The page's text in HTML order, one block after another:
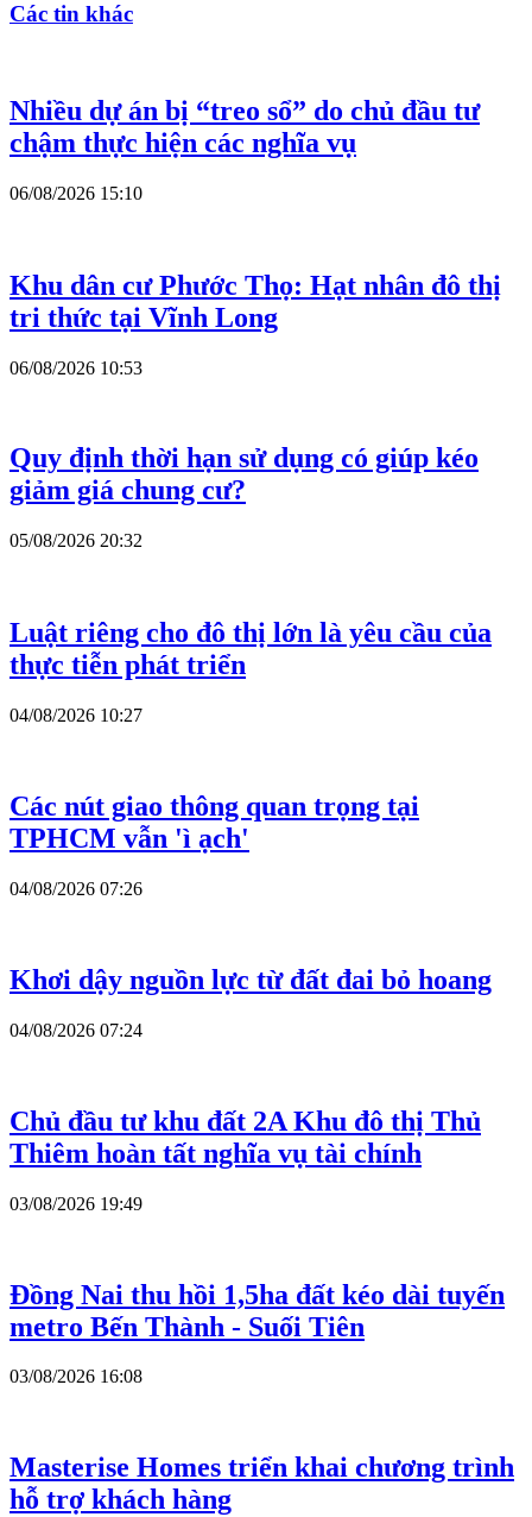
Các tin khác
Nhiều dự án bị “treo sổ” do chủ đầu tư
chậm thực hiện các nghĩa vụ
06/08/2026 15:10
Khu dân cư Phước Thọ: Hạt nhân đô thị
tri thức tại Vĩnh Long
06/08/2026 10:53
Quy định thời hạn sử dụng có giúp kéo
giảm giá chung cư?
05/08/2026 20:32
Luật riêng cho đô thị lớn là yêu cầu của
thực tiễn phát triển
04/08/2026 10:27
Các nút giao thông quan trọng tại
TPHCM vẫn 'ì ạch'
04/08/2026 07:26
Khơi dậy nguồn lực từ đất đai bỏ hoang
04/08/2026 07:24
Chủ đầu tư khu đất 2A Khu đô thị Thủ
Thiêm hoàn tất nghĩa vụ tài chính
03/08/2026 19:49
Đồng Nai thu hồi 1,5ha đất kéo dài tuyến
metro Bến Thành - Suối Tiên
03/08/2026 16:08
Masterise Homes triển khai chương trình
hỗ trợ khách hàng